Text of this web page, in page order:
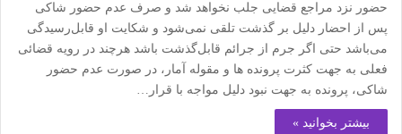
حضور نزد مراجع قضایی جلب نخواهد شد و صرف عدم حضور شاکی
پس از احضار دلیل بر گذشت تلقی نمی‌شود و شکایت او قابل‌رسیدگی
می‌باشد حتی اگر جرم از جرائم قابل‌گذشت باشد هرچند در رویه قضائی
فعلی به جهت کثرت پرونده ها و مقوله آمار، در صورت عدم حضور
شاکی، پرونده به جهت نبود دلیل مواجه با قرار…
بیشتر بخوانید »